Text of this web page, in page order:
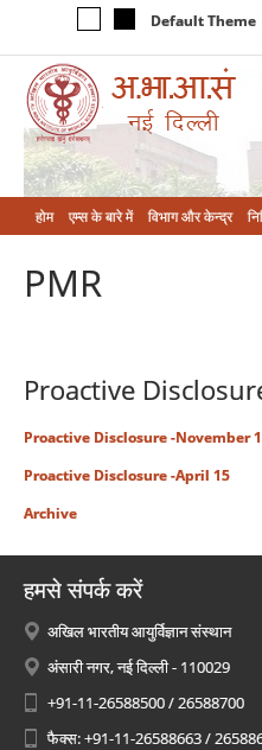
Default Theme
होम एम्‍स के बारे में विभाग और केन्‍द्र
PMR
Proactive
Proactive Disclosure -November
Proactive Disclosure -April 15
Archive
हमसे संपर्क करें
अखिल भारतीय आयुर्विज्ञान संस्थान
अंसारी नगर, नई दिल्ली - 110029
+91-11-26588500 / 26588700
फैक्स: +91-11-26588663 /